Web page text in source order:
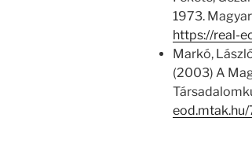
1973.
https://real-
Markó,
(2003) A